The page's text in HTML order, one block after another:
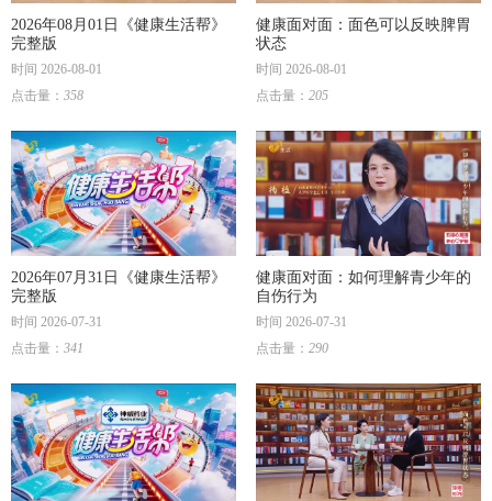
2026年08月01日《健康生活帮》
完整版
时间 2026-08-01
点击量： 358
健康面对面：面色可以反映脾胃
状态
时间 2026-08-01
点击量： 205
2026年07月31日《健康生活帮》
完整版
时间 2026-07-31
点击量： 341
健康面对面：如何理解青少年的
自伤行为
时间 2026-07-31
点击量： 290